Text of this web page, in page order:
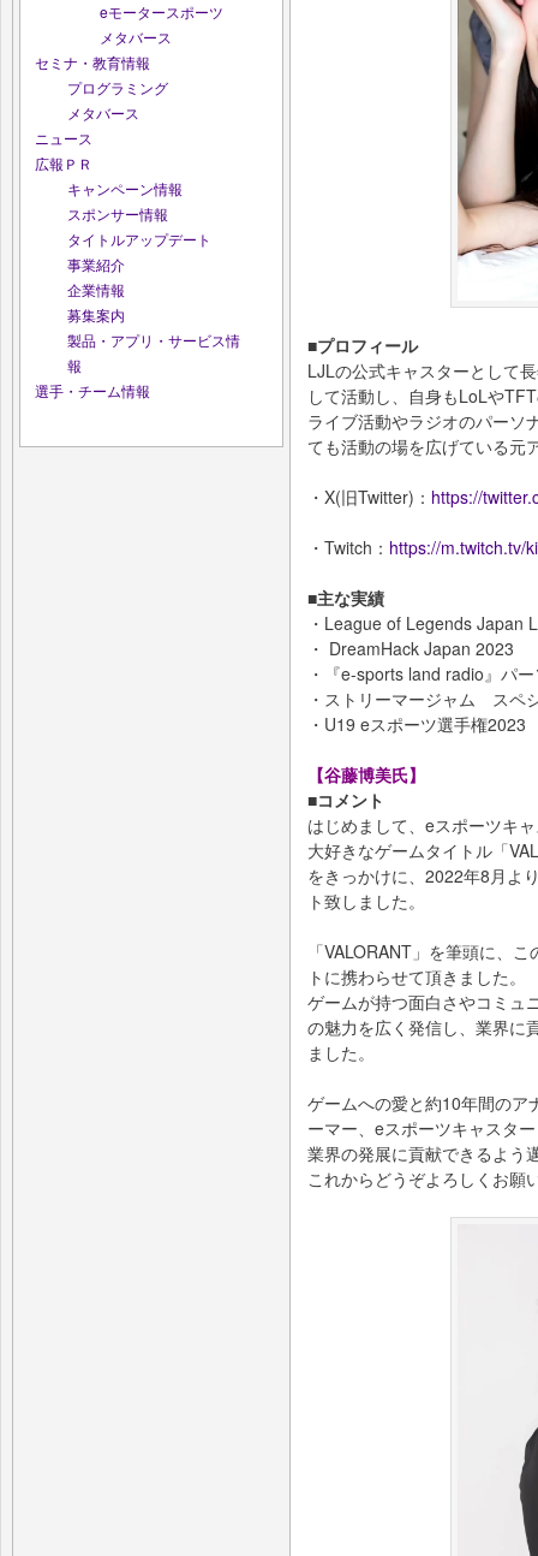
eモータースポーツ
メタバース
セミナ・教育情報
プログラミング
メタバース
ニュース
広報ＰＲ
キャンペーン情報
スポンサー情報
タイトルアップデート
事業紹介
企業情報
募集案内
製品・アプリ・サービス情
報
選手・チーム情報
■プロフィール
LJLの公式キャスターとして
して活動し、自身もLoLや
ライブ活動やラジオのパーソ
ても活動の場を広げている元
・X(旧Twitter)： https://
・Twitch： https://m.twitch.tv/
■主な実績
・League of Legends Japan
・ DreamHack Japan 2023
・『e-sports land radio』パ
・ストリーマージャム スペ
・U19 eスポーツ選手権
【谷藤博美氏】
■コメント
はじめまして、eスポーツキ
大好きなゲームタイトル「
をきっかけに、2022年8月よ
ト致しました。
「VALORANT」を筆頭に、
トに携わらせて頂きました。
ゲームが持つ面白さやコミュ
の魅力を広く発信し、業界に
ました。
ゲームへの愛と約10年間のア
ーマー、eスポーツキャスタ
業界の発展に貢献できるよう
これからどうぞよろしくお願